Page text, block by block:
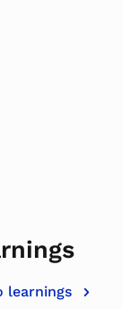
learnings